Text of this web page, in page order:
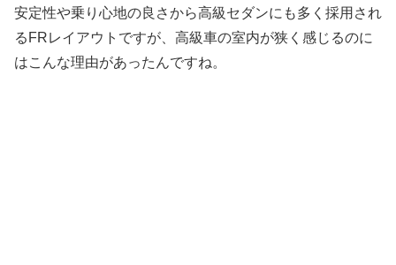
安定性や乗り心地の良さから高級セダンにも多く採用され
るFRレイアウトですが、高級車の室内が狭く感じるのに
はこんな理由があったんですね。